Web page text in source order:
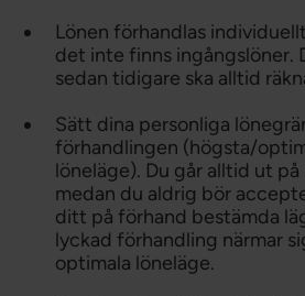
Lönen förhandlas
det inte finns ingångslöner.
sedan tidigare ska alltid
Sätt dina personliga
förhandlingen (högsta/
löneläge). Du går alltid ut
medan du aldrig bör
ditt på förhand bestämda
lyckad förhandling närmar
optimala löneläge.